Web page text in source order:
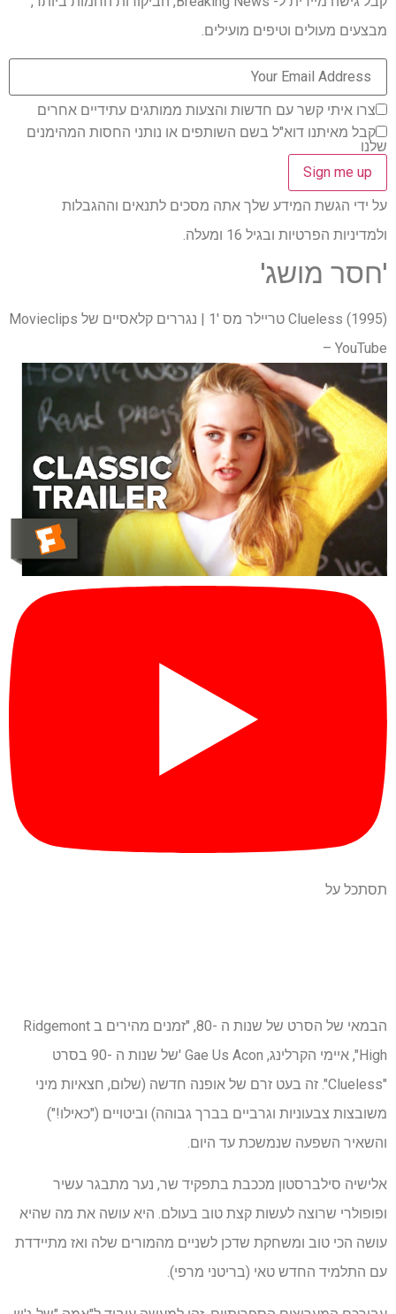
מבצעים מעולים וטיפים מועילים.
צרו איתי קשר עם חדשות והצעות ממותגים עתידיים אחרים
קבל מאיתנו דוא"ל בשם השותפים או נותני החסות המהימנים
שלנו
על ידי הגשת המידע שלך אתה מסכים לתנאים וההגבלות
ולמדיניות הפרטיות ובגיל 16 ומעלה.
'חסר מושג'
Clueless (1995) טריילר מס '1 | נגררים קלאסיים של Movieclips
– YouTube
תסתכל על
הבמאי של הסרט של שנות ה -80, "זמנים מהירים ב Ridgemont
High", איימי הקרלינג, Gae Us Acon 'של שנות ה -90 בסרט
"Clueless". זה בעט זרם של אופנה חדשה (שלום, חצאיות מיני
משובצות צבעוניות וגרביים בברך גבוהה) וביטויים ("כאילו!")
והשאיר השפעה שנמשכת עד היום.
אלישיה סילברסטון מככבת בתפקיד שר, נער מתבגר עשיר
ופופולרי שרוצה לעשות קצת טוב בעולם. היא עושה את מה שהיא
עושה הכי טוב ומשחקת שדכן לשניים מהמורים שלה ואז מתיידדת
עם התלמיד החדש טאי (בריטני מרפי).